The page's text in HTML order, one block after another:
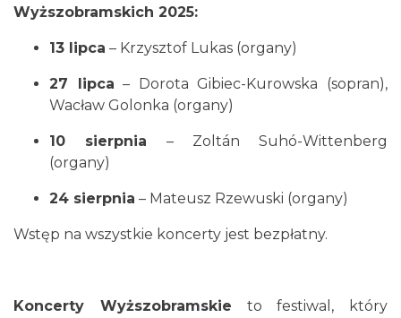
Cieszyn
0.32 km
Wyższobramskich 2025:
13 lipca – Krzysztof Lukas (organy)
27 lipca – Dorota Gibiec-Kurowska (sopran),
Wacław Golonka (organy)
10 sierpnia – Zoltán Suhó-Wittenberg
(organy)
24 sierpnia – Mateusz Rzewuski (organy)
Wstęp na wszystkie koncerty jest bezpłatny.
Koncerty Wyższobramskie to festiwal, który